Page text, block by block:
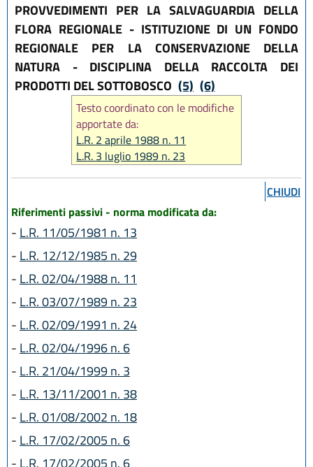
PROVVEDIMENTI PER LA SALVAGUARDIA DELLA
FLORA REGIONALE - ISTITUZIONE DI UN FONDO
REGIONALE PER LA CONSERVAZIONE DELLA
NATURA - DISCIPLINA DELLA RACCOLTA DEI
PRODOTTI DEL SOTTOBOSCO (5) (6)
Testo coordinato con le modifiche
apportate da:
L.R. 2 aprile 1988 n. 11
L.R. 3 luglio 1989 n. 23
L.R. 13 novembre 2001 n. 38
L.R. 1 agosto 2002 n. 18
L.R. 26 luglio 2003 n. 15
L.R. 17 febbraio 2005 n. 6
L.R. 28 dicembre 2023, n. 20
CHIUDI
Riferimenti passivi - norma modificata da:
- L.R. 11/05/1981 n. 13
- L.R. 12/12/1985 n. 29
- L.R. 02/04/1988 n. 11
- L.R. 03/07/1989 n. 23
- L.R. 02/09/1991 n. 24
- L.R. 02/04/1996 n. 6
- L.R. 21/04/1999 n. 3
- L.R. 13/11/2001 n. 38
- L.R. 01/08/2002 n. 18
- L.R. 17/02/2005 n. 6
- L.R. 17/02/2005 n. 6